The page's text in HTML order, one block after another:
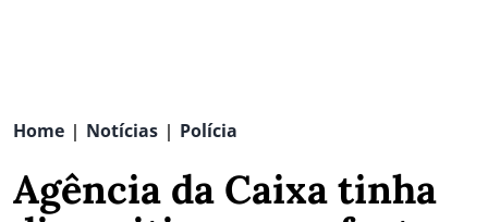
Home | Notícias | Polícia
Agência da Caixa tinha